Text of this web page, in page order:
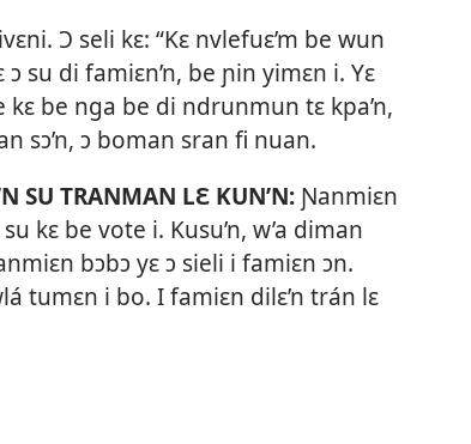
Ɔ seli kɛ: “Kɛ nvlefuɛ’m be wun
su di famiɛn’n, be ɲin yimɛn i. Yɛ
be nga be di ndrunmun tɛ kpa’n,
sɔ’n, ɔ boman sran fi nuan.
SU TRANMAN LƐ KUN’N: Ɲanmiɛn
kɛ be vote i. Kusu’n, w’a diman
bɔbɔ yɛ ɔ sieli i famiɛn ɔn.
tumɛn i bo. I famiɛn dilɛ’n trán lɛ